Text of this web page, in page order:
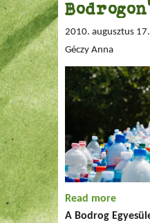
2010. augusztus 17.
Géczy Anna
Read more about
A Bodrog